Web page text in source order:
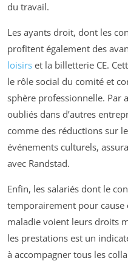
du travail.
Les ayants droit, dont les
profitent également des
loisirs et la billetterie CE.
le rôle social du comité et
sphère professionnelle. Par
oubliés dans d’autres
comme des réductions sur
événements culturels,
avec Randstad.
Enfin, les salariés dont le
temporairement pour cause
maladie voient leurs droits
les prestations est un
à accompagner tous les